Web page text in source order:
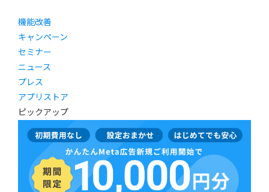
機能改善
キャンペーン
セミナー
ニュース
プレス
アプリストア
ピックアップ